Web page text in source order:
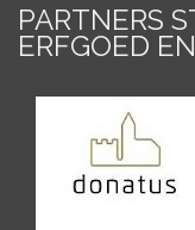
PARTNERS
ERFGOED